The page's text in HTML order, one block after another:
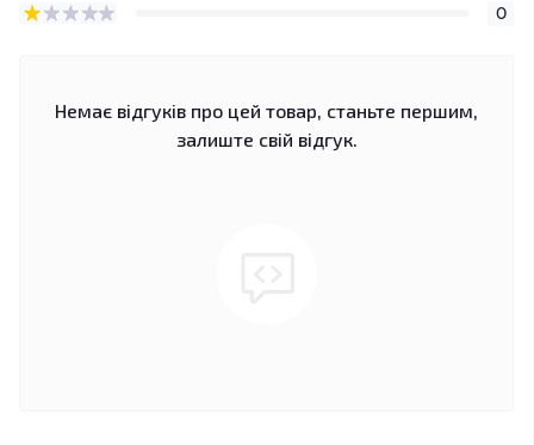
0
Немає відгуків про цей товар, станьте першим,
залиште свій відгук.